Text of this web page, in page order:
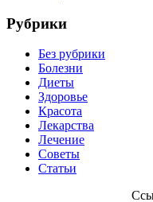
Рубрики
Без рубрики
Болезни
Диеты
Здоровье
Красота
Лекарства
Лечение
Советы
Статьи